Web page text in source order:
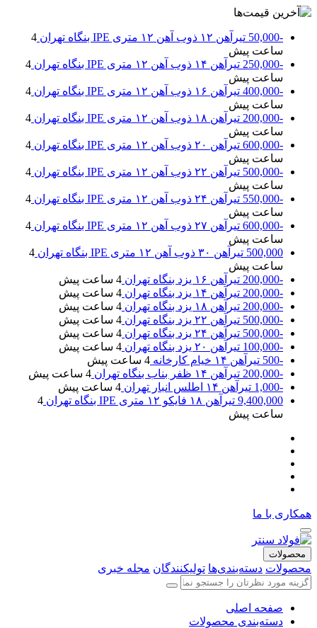
-50,000 تیرآهن ۱۲ ذوب آهن ۱۲ متری IPE بنگاه تهران
4
ساعت پیش
-250,000
تیرآهن ۱۴ ذوب آهن ۱۲ متری IPE بنگاه تهران
4
ساعت پیش
-400,000
تیرآهن ۱۶ ذوب آهن ۱۲ متری IPE بنگاه تهران
4
ساعت پیش
-200,000
تیرآهن ۱۸ ذوب آهن ۱۲ متری IPE بنگاه تهران
4
ساعت پیش
-600,000
تیرآهن ۲۰ ذوب آهن ۱۲ متری IPE بنگاه تهران
4
ساعت پیش
-500,000
تیرآهن ۲۲ ذوب آهن ۱۲ متری IPE بنگاه تهران
4
ساعت پیش
-550,000
تیرآهن ۲۴ ذوب آهن ۱۲ متری IPE بنگاه تهران
4
ساعت پیش
-600,000
تیرآهن ۲۷ ذوب آهن ۱۲ متری IPE بنگاه تهران
4
ساعت پیش
500,000 تیرآهن ۳۰ ذوب آهن ۱۲ متری IPE بنگاه تهران
4
ساعت پیش
-200,000
تیرآهن ۱۶ یزد بنگاه تهران
4 ساعت پیش
-200,000
تیرآهن ۱۴ یزد بنگاه تهران
4 ساعت پیش
-200,000
تیرآهن ۱۸ یزد بنگاه تهران
4 ساعت پیش
-500,000
تیرآهن ۲۲ یزد بنگاه تهران
4 ساعت پیش
-500,000
تیرآهن ۲۴ یزد بنگاه تهران
4 ساعت پیش
-100,000
تیرآهن ۲۰ یزد بنگاه تهران
4 ساعت پیش
-500
تیرآهن ۱۴ خیام کارخانه
4 ساعت پیش
-200,000
تیرآهن ۱۴ ظفر بناب بنگاه تهران
4 ساعت پیش
-1,000
تیرآهن ۱۴ اطلس انبار تهران
4 ساعت پیش
9,400,000 تیرآهن ۱۸ فایکو ۱۲ متری IPE بنگاه تهران
4
ساعت پیش
همکاری با ما
محصولات
محصولات دسته‌بندی‌ها تولیکنندگان مجله خبری
صفحه اصلی
دسته‌بندی محصولات